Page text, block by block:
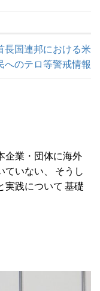
長国連邦における米
へのテロ等警戒情報
企業・団体に海外
ていない、 そうし
実践について 基礎